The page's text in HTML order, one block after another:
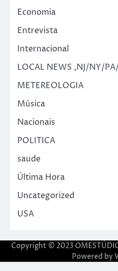
Economia
Entrevista
Internacional
LOCAL NEWS ,NJ/NY/
METEREOLOGIA
Música
Nacionais
POLITICA
saude
Última Hora
Uncategorized
USA
Copyright © 2023
Powered by